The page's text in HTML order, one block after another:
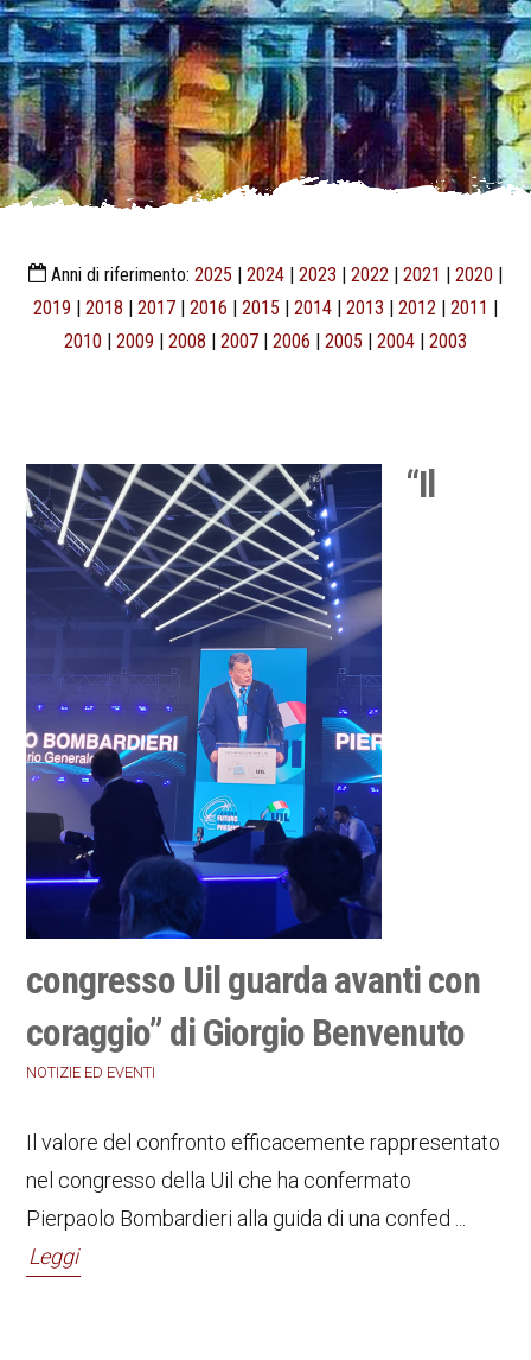
Anni di riferimento: 2025 | 2024 | 2023 | 2022 | 2021 | 2020 |
2019 | 2018 | 2017 | 2016 | 2015 | 2014 | 2013 | 2012 | 2011 |
2010 | 2009 | 2008 | 2007 | 2006 | 2005 | 2004 | 2003
“Il
congresso Uil guarda avanti con
coraggio” di Giorgio Benvenuto
NOTIZIE ED EVENTI
Il valore del confronto efficacemente rappresentato
nel congresso della Uil che ha confermato
Pierpaolo Bombardieri alla guida di una confed ...
Leggi